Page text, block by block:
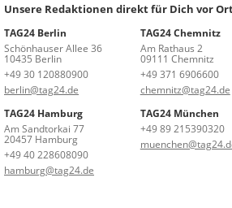
Unsere Redaktionen direkt für Dich vor
TAG24 Berlin
Schönhauser Allee 36
10435 Berlin
+49 30 120880900
berlin@tag24.de
TAG24 Chemnitz
Am Rathaus 2
09111 Chemnitz
+49 371 6906600
chemnitz@tag24.de
TAG24 Hamburg
Am Sandtorkai 77
20457 Hamburg
+49 40 228608090
hamburg@tag24.de
TAG24 München
+49 89 215390320